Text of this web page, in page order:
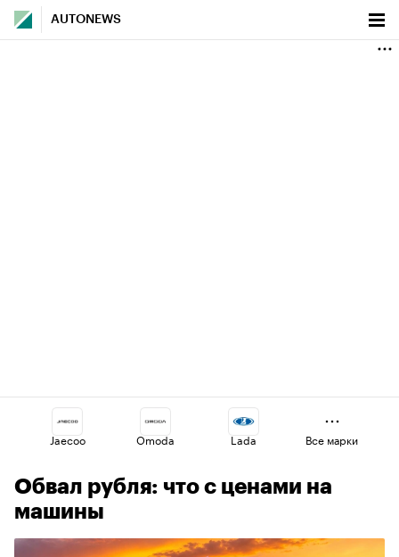
AUTONEWS
Jaecoo Omoda Lada
Geely
Все марки
Обвал рубля: что с ценами на
машины